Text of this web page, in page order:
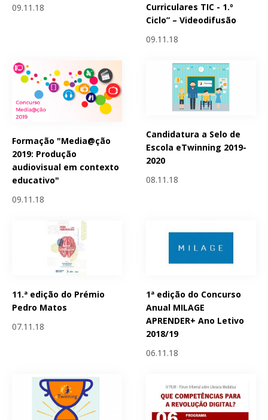
09.11.18
Curriculares TIC - 1.º
Ciclo” – Videodifusão
09.11.18
Formação "Media@ção
2019: Produção
audiovisual em contexto
educativo"
09.11.18
Candidatura a Selo de
Escola eTwinning 2019-
2020
08.11.18
11.ª edição do Prémio
Pedro Matos
07.11.18
1ª edição do Concurso
Anual MILAGE
APRENDER+ Ano Letivo
2018/19
06.11.18